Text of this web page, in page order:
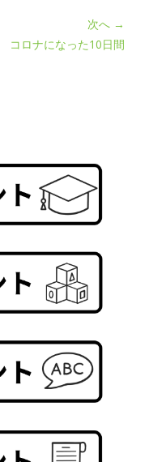
次へ →
コロナになった10日間